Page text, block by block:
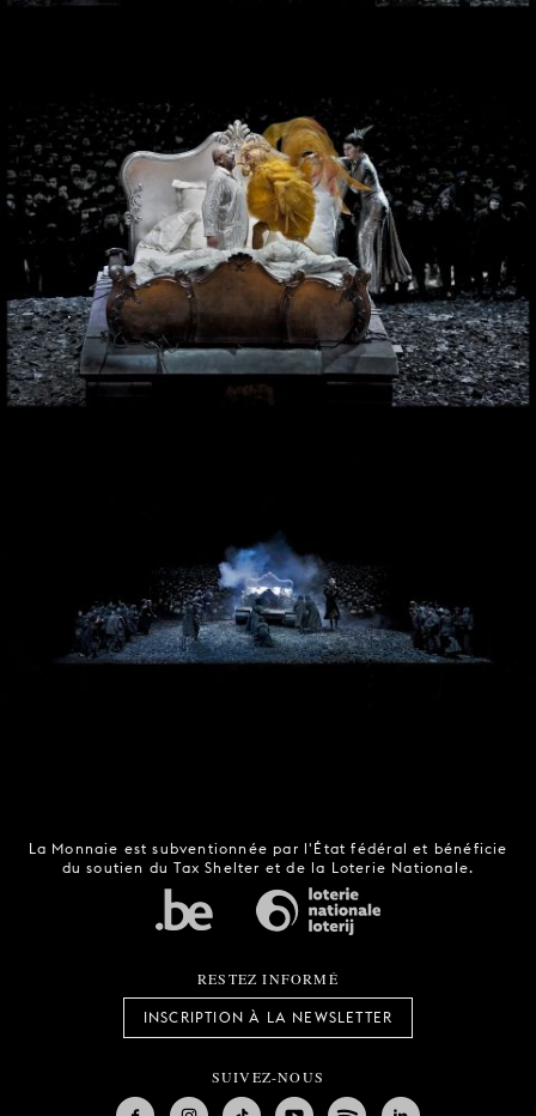
La Monnaie est subventionnée par l'État fédéral et bénéficie
du soutien du Tax Shelter et de la Loterie Nationale.
RESTEZ INFORMÉ
INSCRIPTION À LA NEWSLETTER
SUIVEZ-NOUS